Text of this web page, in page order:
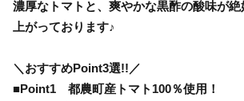
濃厚なトマトと、爽やかな黒酢の酸味が
上がっております♪
＼おすすめPoint3選!!／
■Point1 都農町産トマト100％使用！